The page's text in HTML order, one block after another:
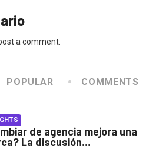
a comment.
POPULAR COMMENTS
de agencia mejora una
La discusión...